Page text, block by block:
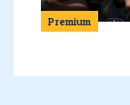
Premium